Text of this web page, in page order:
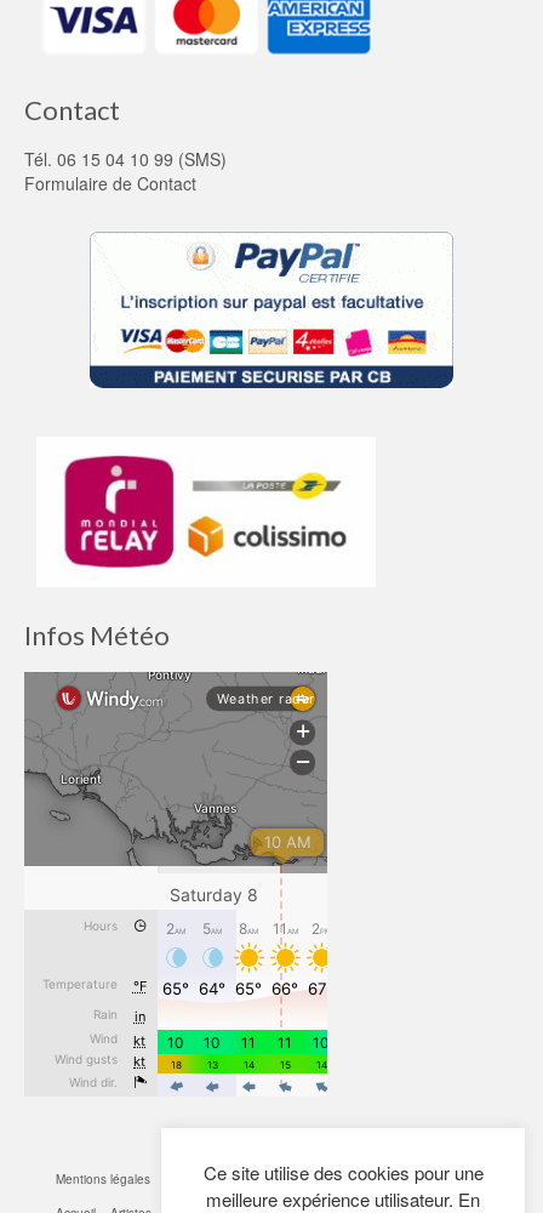
Contact
Tél. 06 15 04 10 99 (SMS)
Formulaire de Contact
Infos Météo
Mentions légales Cookies Confidentialité Plan du site
Contact
Ce site utilise des cookies pour une
meilleure expérience utilisateur. En